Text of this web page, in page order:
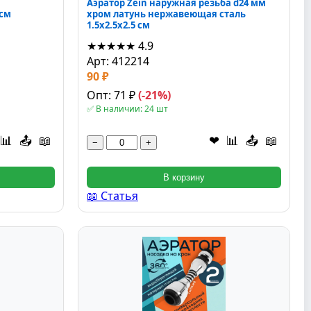
📊 📤 📖
Аэратор Zein наружная резьба d24 мм
хром латунь нержавеющая сталь
1.5x2.5x2.5 см
★★★★★ 4.9
Арт: 412214
90 ₽
Опт: 71 ₽(-21%)
✅ В наличии: 24 шт
− + ❤ 📊 📤 📖
В корзину
📖 Статья